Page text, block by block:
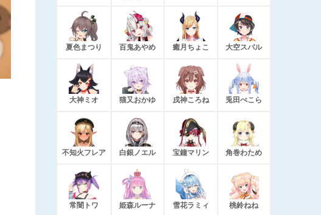
夏色まつり 百鬼あやめ 癒月ちょこ 大空スバル
大神ミオ 猫又おかゆ 戌神ころね 兎田ぺこら
不知火フレア 白銀ノエル 宝鐘マリン 角巻わため
常闇トワ 姫森ルーナ 雪花ラミィ 桃鈴ねね